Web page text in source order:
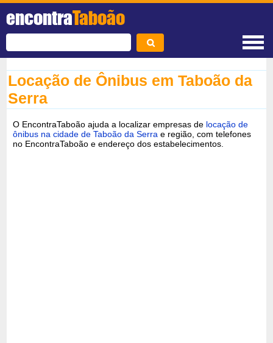
encontraTaboão
Locação de Ônibus em Taboão da
Serra
O EncontraTaboão ajuda a localizar empresas de locação de
ônibus na cidade de Taboão da Serra e região, com telefones
no EncontraTaboão e endereço dos estabelecimentos.